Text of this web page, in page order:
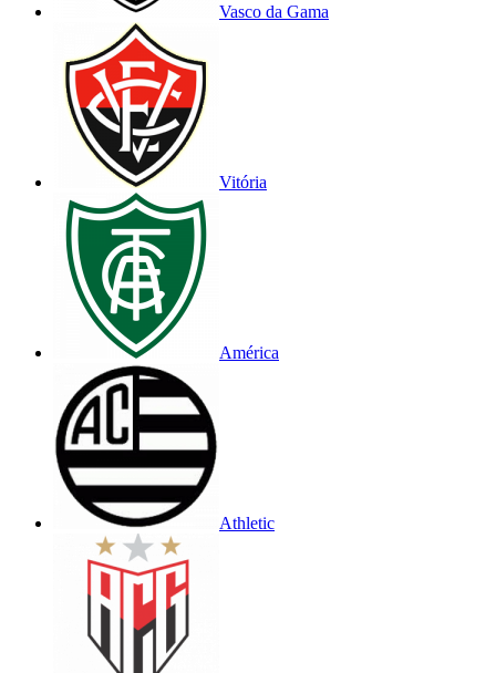
Vasco da Gama
Vitória
América
Athletic